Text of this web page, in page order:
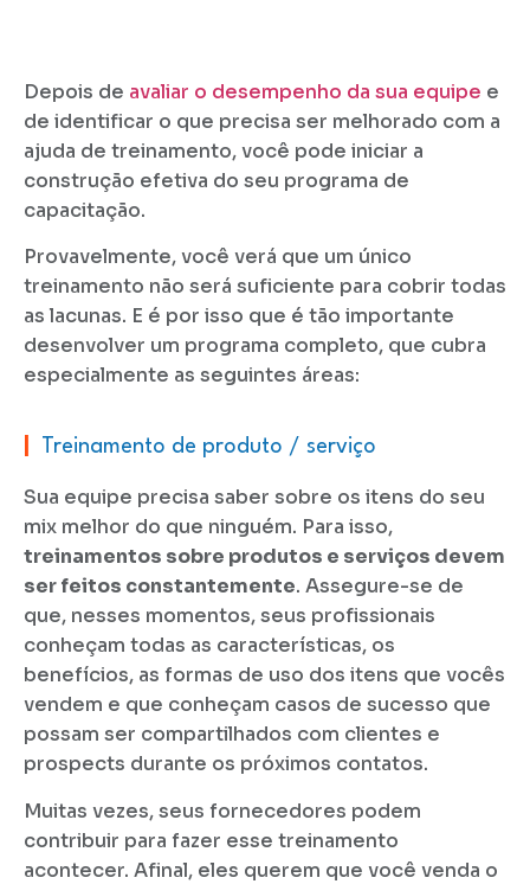
Depois de avaliar o desempenho da sua equipe e
de identificar o que precisa ser melhorado com a
ajuda de treinamento, você pode iniciar a
construção efetiva do seu programa de
capacitação.
Provavelmente, você verá que um único
treinamento não será suficiente para cobrir todas
as lacunas. E é por isso que é tão importante
desenvolver um programa completo, que cubra
especialmente as seguintes áreas:
Treinamento de produto / serviço
Sua equipe precisa saber sobre os itens do seu
mix melhor do que ninguém. Para isso,
treinamentos sobre produtos e serviços devem
ser feitos constantemente. Assegure-se de
que, nesses momentos, seus profissionais
conheçam todas as características, os
benefícios, as formas de uso dos itens que vocês
vendem e que conheçam casos de sucesso que
possam ser compartilhados com clientes e
prospects durante os próximos contatos.
Muitas vezes, seus fornecedores podem
contribuir para fazer esse treinamento
acontecer. Afinal, eles querem que você venda o